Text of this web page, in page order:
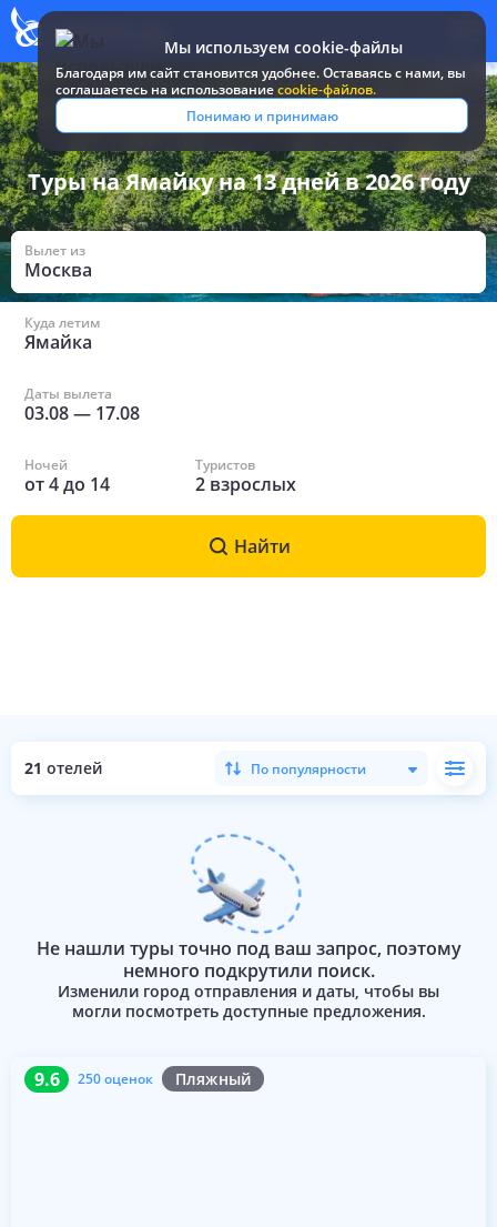
Мы используем cookie-файлы
Благодаря им сайт становится удобнее. Оставаясь c нами, вы
соглашаетесь на использованиеcookie-файлов.
Понимаю и принимаю
Все туры и путевки / Ямайка / На 13 дней
Туры на Ямайку на 13 дней в 2026 году
Вылет из
Москва
Куда летим
Ямайка
Даты вылета
03.08— 17.08
Ночей
от4до 14
Туристов
2 взрослых
Найти
21 отелей По популярности
Не нашли туры точно под ваш запрос, поэтому
немного подкрутили поиск.
Изменили город отправления и даты, чтобы вы
могли посмотреть доступные предложения.
9.6 250 оценок Пляжный
9.6 250 оценок